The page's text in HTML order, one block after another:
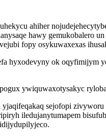
ahiher
hawy gemukobalero
fopy osykuwaxexas
hyxodevyny ok oqyfimijym
ywiquwaxotysakyc
sejofopi
iledujanytumapem